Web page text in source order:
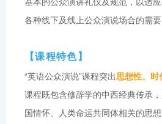
各种线下及线上公众演说场合的需要
【课程特色】
“英语公众演说”课程突出思想性、时
课程既包含修辞学的中西经典传承
国情怀、人类命运共同体相关的思